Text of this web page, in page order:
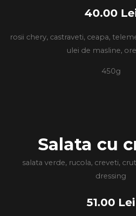
40.00
rosii chery, castraveti, ceapa,
ulei de masline,
450g
Salata cu
salata verde, rucola, creveti,
dressing
51.00 Lei